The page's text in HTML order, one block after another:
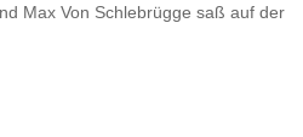
Max Von Schlebrügge saß auf der